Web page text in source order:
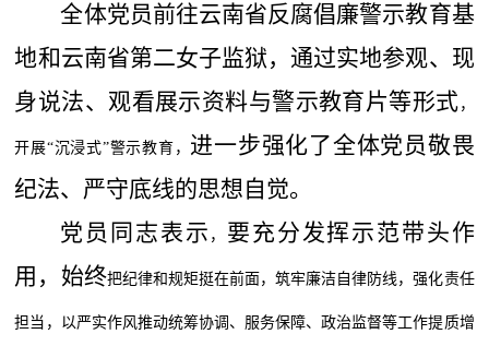
全体党员前往云南省反腐倡廉警示教育基
地和云南省第二女子监狱，通过实地参观、现
身说法、观看展示资料与警示教育片等形式 ，
开展“沉浸式”警示教育， 进一步强化了全体党员敬畏
纪法、严守底线的思想自觉。
党员同志表示 ， 要充分发挥示范带头作
用，始终把纪律和规矩挺在前面，筑牢廉洁自律防线，强化责任
担当，以严实作风推动统筹协调、服务保障、政治监督等工作提质增